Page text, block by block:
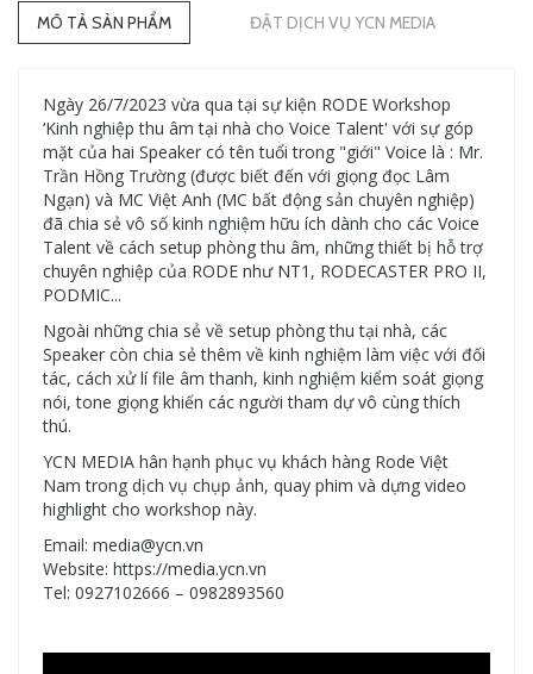
MÔ TẢ SẢN PHẨM ĐẶT DỊCH VỤ YCN MEDIA
Ngày 26/7/2023 vừa qua tại sự kiện RODE Workshop
‘Kinh nghiệp thu âm tại nhà cho Voice Talent' với sự góp
mặt của hai Speaker có tên tuổi trong "giới" Voice là : Mr.
Trần Hồng Trường (được biết đến với giọng đọc Lâm
Ngạn) và MC Việt Anh (MC bất động sản chuyên nghiệp)
đã chia sẻ vô số kinh nghiệm hữu ích dành cho các Voice
Talent về cách setup phòng thu âm, những thiết bị hỗ trợ
chuyên nghiệp của RODE như NT1, RODECASTER PRO II,
PODMIC...
Ngoài những chia sẻ về setup phòng thu tại nhà, các
Speaker còn chia sẻ thêm về kinh nghiệm làm việc với đối
tác, cách xử lí file âm thanh, kinh nghiệm kiểm soát giọng
nói, tone giọng khiến các người tham dự vô cùng thích
thú.
YCN MEDIA hân hạnh phục vụ khách hàng Rode Việt
Nam trong dịch vụ chụp ảnh, quay phim và dựng video
highlight cho workshop này.
Email: media@ycn.vn
Website: https://media.ycn.vn
Tel: 0927102666 – 0982893560